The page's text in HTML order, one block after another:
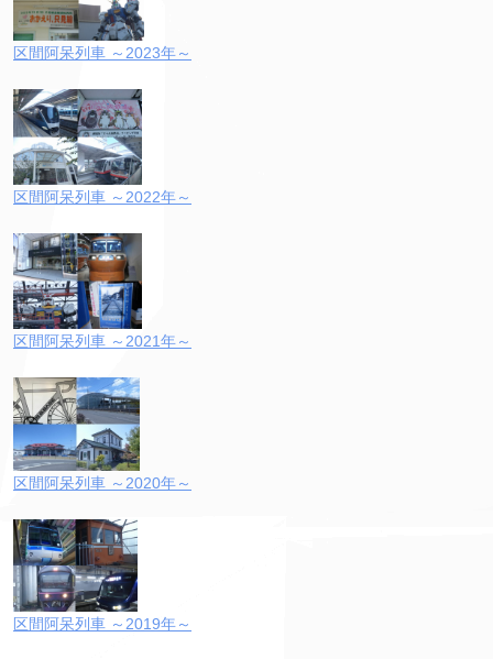
区間阿呆列車 ～2023年～
区間阿呆列車 ～2022年～
区間阿呆列車 ～2021年～
区間阿呆列車 ～2020年～
区間阿呆列車 ～2019年～